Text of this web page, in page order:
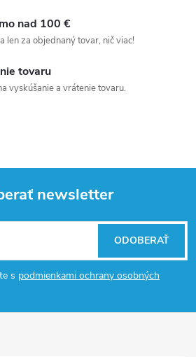
nad 100 €
len za objednaný tovar, nič viac!
tovaru
vyskúšanie a vrátenie tovaru.
newsletter
s podmienkami ochrany osobných
ODOBERAŤ